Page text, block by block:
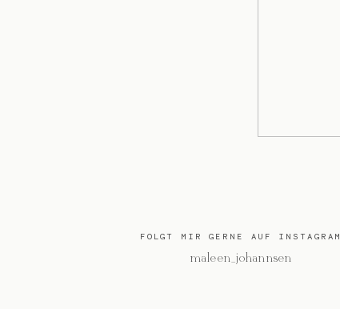
FOLGT MIR GERNE AUF INSTAGRAM
@maleen_johannsen